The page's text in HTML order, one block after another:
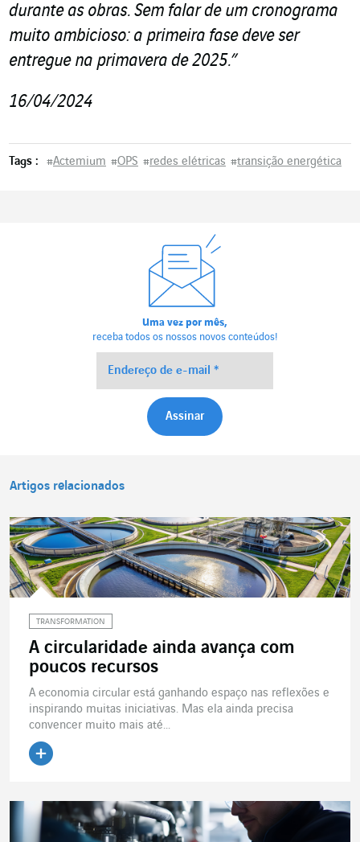
durante as obras. Sem falar de um cronograma
muito ambicioso: a primeira fase deve ser
entregue na primavera de 2025.”
16/04/2024
Tags : #Actemium #OPS #redes elétricas #transição energética
Uma vez por mês,
receba todos os nossos novos conteúdos!
Artigos relacionados
TRANSFORMATION
A circularidade ainda avança com
poucos recursos
A economia circular está ganhando espaço nas reflexões e
inspirando muitas iniciativas. Mas ela ainda precisa
convencer muito mais até...